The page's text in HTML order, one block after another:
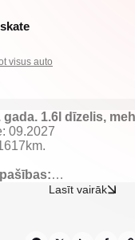
visus auto
gada. 1.6l dīzelis,
09.2027
Lasīt vairāk